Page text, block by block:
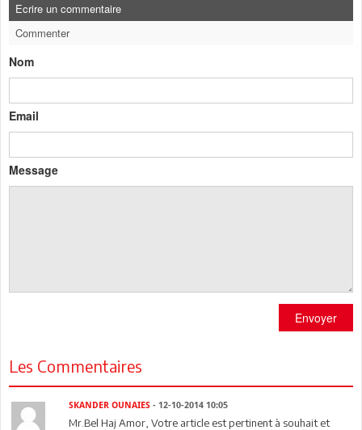
Ecrire un commentaire
Commenter
Nom
Email
Message
Envoyer
Les Commentaires
SKANDER OUNAIES - 12-10-2014 10:05
Mr.Bel Haj Amor, Votre article est pertinent à souhait et